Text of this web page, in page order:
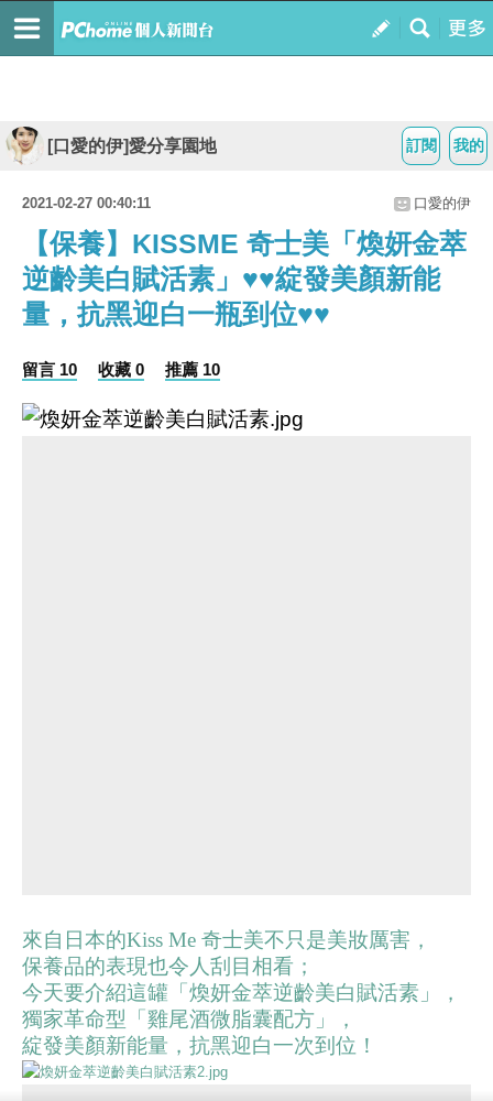
我的
訂閱
[口愛的伊]愛分享園地
2021-02-27 00:40:11 口愛的伊
【保養】KISSME 奇士美「煥妍金萃
逆齡美白賦活素」♥♥綻發美顏新能
量，抗黑迎白一瓶到位♥♥
留言 10 收藏 0 推薦 10
來自日本的Kiss Me 奇士美不只是美妝厲害，
保養品的表現也令人刮目相看；
今天要介紹這罐「煥妍金萃逆齡美白賦活素」，
獨家革命型「雞尾酒微脂囊配方」，
綻發美顏新能量，抗黑迎白一次到位！